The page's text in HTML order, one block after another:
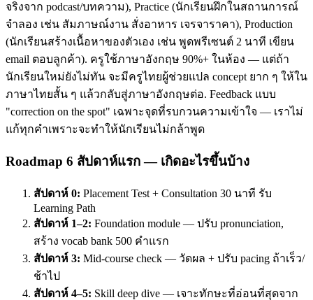
จริงจาก podcast/บทความ), Practice (นักเรียนฝึกในสถานการณ์
จำลอง เช่น สัมภาษณ์งาน สั่งอาหาร เจรจาราคา), Production
(นักเรียนสร้างเนื้อหาของตัวเอง เช่น พูดพรีเซนต์ 2 นาที เขียน
email ตอบลูกค้า). ครูใช้ภาษาอังกฤษ 90%+ ในห้อง — แต่ถ้า
นักเรียนใหม่ยังไม่ทัน จะมีครูไทยผู้ช่วยแปล concept ยาก ๆ ให้ใน
ภาษาไทยสั้น ๆ แล้วกลับสู่ภาษาอังกฤษต่อ. Feedback แบบ
"correction on the spot" เฉพาะจุดที่รบกวนความเข้าใจ — เราไม่
แก้ทุกคำเพราะจะทำให้นักเรียนไม่กล้าพูด
Roadmap 6 สัปดาห์แรก — เกิดอะไรขึ้นบ้าง
สัปดาห์ 0: Placement Test + Consultation 30 นาที รับ
Learning Path
สัปดาห์ 1–2: Foundation module — ปรับ pronunciation,
สร้าง vocab bank 500 คำแรก
สัปดาห์ 3: Mid-course check — วัดผล + ปรับ pacing ถ้าเร็ว/
ช้าไป
สัปดาห์ 4–5: Skill deep dive — เจาะทักษะที่อ่อนที่สุดจาก